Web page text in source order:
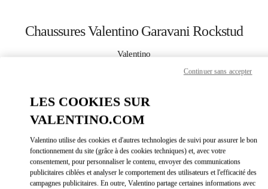
Chaussures Valentino Garavani Rockstud
Valentino
APPELLE MAINTENANT
OBTENIR DES DIRECTIONSLINK
LES COOKIES SUR
VALENTINO.COM
Valentino utilise des cookies et d'autres technologies de suivi pour assurer le bon
fonctionnement du site (grâce à des cookies techniques) et, avec votre
consentement, pour personnaliser le contenu, envoyer des communications
publicitaires ciblées et analyser le comportement des utilisateurs et l'efficacité des
campagnes publicitaires. En outre, Valentino partage certaines informations avec
Continuer sans accepter